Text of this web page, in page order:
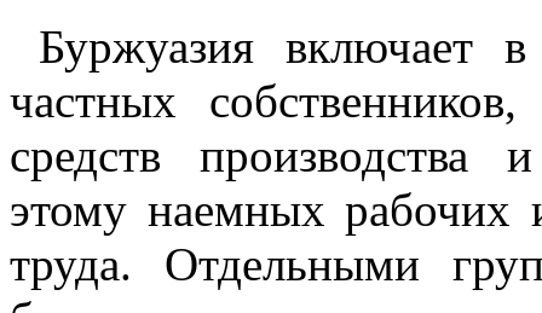
Буржуазия включает
частных
средств производства
этому наемных рабочих
труда. Отдельными